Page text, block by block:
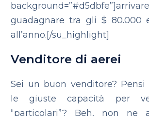
guadagnare tra gli $ 80.000
all’anno.[/su_highlight]
Venditore di aerei
Sei un buon venditore? Pensi
le giuste capacità per
“particolari”? Beh, non ne